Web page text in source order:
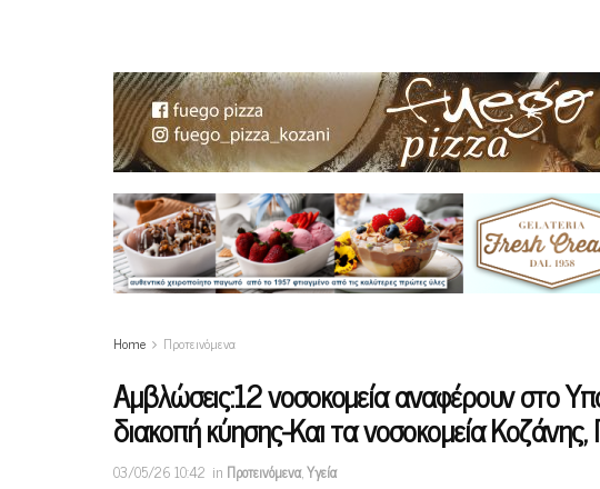
Home Προτεινόμενα
Αμβλώσεις:12 νοσοκομεία αναφέρουν στο
διακοπή κύησης-Και τα νοσοκομεία
03/05/26 10:42 in Προτεινόμενα,Υγεία